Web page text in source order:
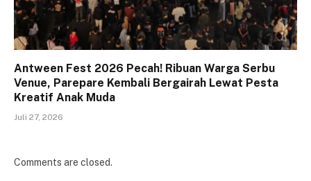
Antween Fest 2026 Pecah! Ribuan Warga Serbu
Venue, Parepare Kembali Bergairah Lewat Pesta
Kreatif Anak Muda
Juli 27, 2026
Comments are closed.